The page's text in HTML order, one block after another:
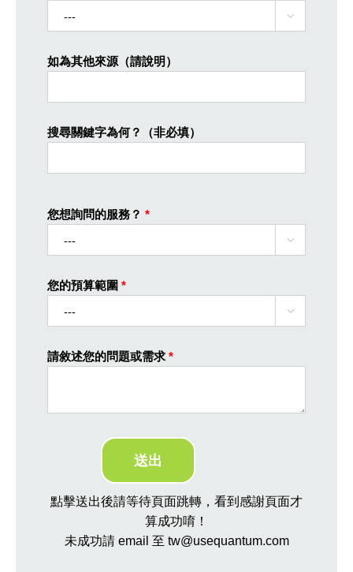

如為其他來源（請說明）
搜尋關鍵字為何？（非必填）
您想詢問的服務？ *

您的預算範圍 *

請敘述您的問題或需求*
點擊送出後請等待頁面跳轉，看到感謝頁面才
算成功唷！
未成功請 email 至 tw@usequantum.com